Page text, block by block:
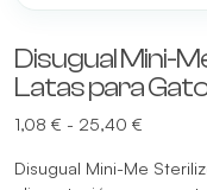
Disugual Mini-
Latas para
1,08 € - 25,40 €
precios:
Disugual Mini-Me